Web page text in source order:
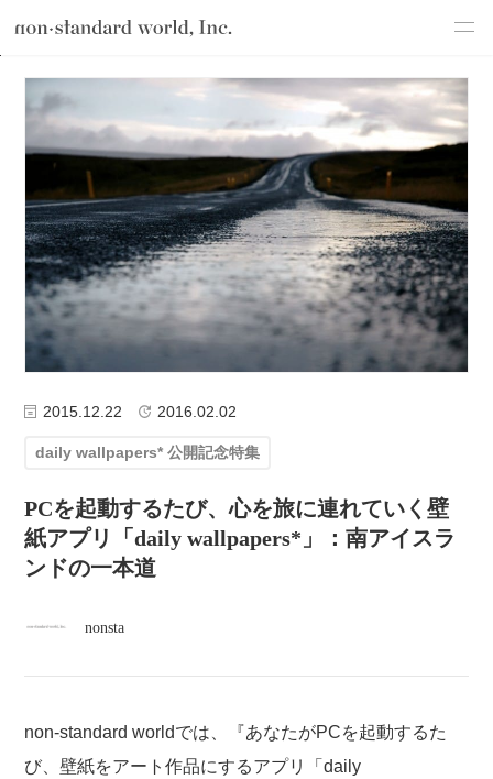
about
csr
service
works
flow
shop
blog
recruit
atelier
daily wallpapers* 公開記念特集 PCを起
2015.12.22 2016.02.02
daily wallpapers* 公開記念特集
PCを起動するたび、心を旅に連れていく壁
紙アプリ「daily wallpapers*」：南アイスラ
ンドの一本道
nonsta
non-standard worldでは、『あなたがPCを起動するた
び、壁紙をアート作品にするアプリ「daily